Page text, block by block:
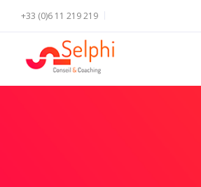
+33 (0)6 11 219 219